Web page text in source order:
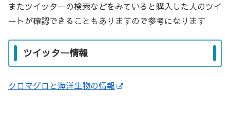
またツイッターの検索などをみていると購入した人のツイ
ートが確認できることもありますので参考になります
ツイッター情報
クロマグロと海洋生物の情報